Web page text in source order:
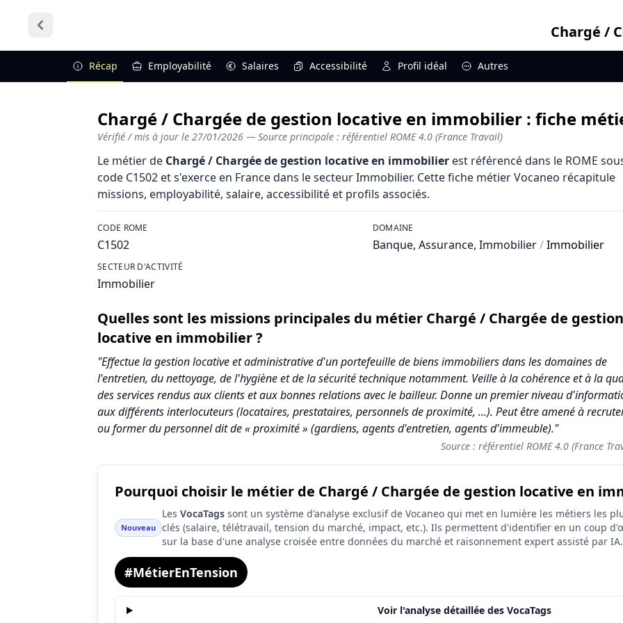
Chargé /
Récap Employabilité Salaires Accessibilité Profil idéal Autres
Chargé / Chargée de gestion locative en immobilier : fiche
Vérifié / mis à jour le 27/01/2026 — Source principale : référentiel ROME 4.0 (France Travail)
Le métier de Chargé / Chargée de gestion locative en immobilier est référencé dans le ROME
code C1502 et s'exerce en France dans le secteur Immobilier. Cette fiche métier Vocaneo récapitule
missions, employabilité, salaire, accessibilité et profils associés.
CODE ROME
C1502
DOMAINE
Banque, Assurance, Immobilier/Immobilier
SECTEUR D'ACTIVITÉ
Immobilier
Quelles sont les missions principales du métier Chargé / Chargée de gestion
locative en immobilier ?
"Effectue la gestion locative et administrative d'un portefeuille de biens immobiliers dans les domaines de
l'entretien, du nettoyage, de l'hygiène et de la sécurité technique notamment. Veille à la cohérence et à la
des services rendus aux clients et aux bonnes relations avec le bailleur. Donne un premier niveau
aux différents interlocuteurs (locataires, prestataires, personnels de proximité, ...). Peut être amené à
ou former du personnel dit de « proximité » (gardiens, agents d'entretien, agents d'immeuble)."
Source : référentiel ROME 4.0 (France
Pourquoi choisir le métier de Chargé / Chargée de gestion locative en
Nouveau
Les VocaTags sont un système d'analyse exclusif de Vocaneo qui met en lumière les métiers les
clés (salaire, télétravail, tension du marché, impact, etc.). Ils permettent d'identifier en un coup
sur la base d'une analyse croisée entre données du marché et raisonnement expert assisté par IA.
#MétierEnTension
Voir l'analyse détaillée des VocaTags
Synthèse des scores du métier Chargé / Chargée de gestion locative en immobilier
Indicateur
Score (sur 10)
Attractivité globale
4.5
Tension du marché
Salaire
4.0